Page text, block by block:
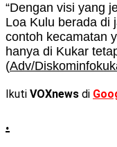
“Dengan visi yang
Loa Kulu berada di
contoh kecamatan
hanya di Kukar
(Adv/
Ikuti VOXnews di
.